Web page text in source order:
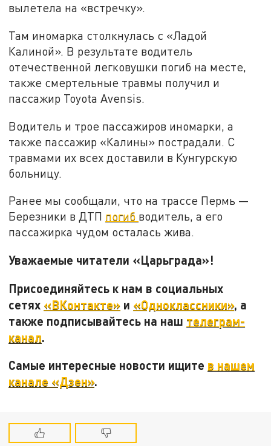
вылетела на «встречку».
Там иномарка столкнулась с «Ладой
Калиной». В результате водитель
отечественной легковушки погиб на месте,
также смертельные травмы получил и
пассажир Toyota Avensis.
Водитель и трое пассажиров иномарки, а
также пассажир «Калины» пострадали. С
травмами их всех доставили в Кунгурскую
больницу.
Ранее мы сообщали, что на трассе Пермь —
Березники в ДТП погиб водитель, а его
пассажирка чудом осталась жива.
Уважаемые читатели «Царьграда»!
Присоединяйтесь к нам в социальных
сетях «ВКонтакте» и «Одноклассники», а
также подписывайтесь на наш телеграм-
канал.
Самые интересные новости ищите в нашем
канале «Дзен».